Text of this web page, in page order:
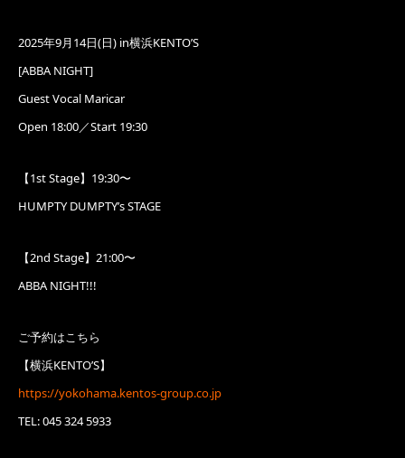
2025年9月14日(日) in横浜KENTO’S
[ABBA NIGHT]
Guest Vocal Maricar
Open 18:00／Start 19:30
【1st Stage】19:30〜
HUMPTY DUMPTY’s STAGE
【2nd Stage】21:00〜
ABBA NIGHT!!!
ご予約はこちら
【横浜KENTO’S】
https://yokohama.kentos-group.co.jp
TEL: 045 324 5933